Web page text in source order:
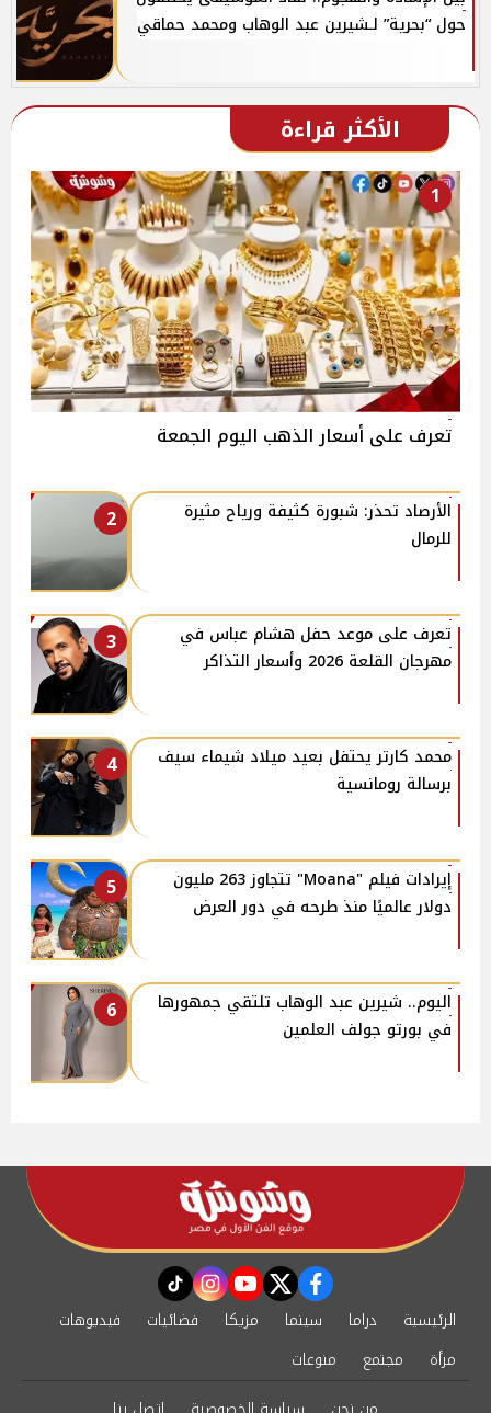
حول “بحرية” لـشيرين عبد الوهاب ومحمد حماقي
الأكثر قراءة
1
تعرف على أسعار الذهب اليوم الجمعة
2
الأرصاد تحذر: شبورة كثيفة ورياح مثيرة
للرمال
3
تعرف على موعد حفل هشام عباس في
مهرجان القلعة 2026 وأسعار التذاكر
4
محمد كارتر يحتفل بعيد ميلاد شيماء سيف
برسالة رومانسية
5
إيرادات فيلم "Moana" تتجاوز 263 مليون
دولار عالميًا منذ طرحه في دور العرض
6
اليوم.. شيرين عبد الوهاب تلتقي جمهورها
في بورتو جولف العلمين
facebook
twitter
youtube
instagram
tiktok
الرئيسية دراما سينما مزيكا فضائيات
فيديوهات
مرأة
مجتمع
منوعات